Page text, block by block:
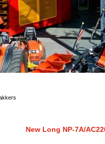
New Long NP-7A/